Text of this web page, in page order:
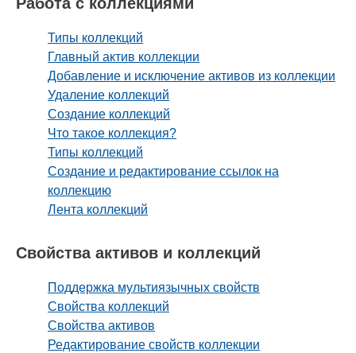
Типы коллекций
Главный актив коллекции
Добавление и исключение активов из коллекции
Удаление коллекций
Создание коллекций
Что такое коллекция?
Типы коллекций
Создание и редактирование ссылок на
коллекцию
Лента коллекций
Свойства активов и коллекций
Поддержка мультиязычных свойств
Свойства коллекций
Свойства активов
Редактирование свойств коллекции